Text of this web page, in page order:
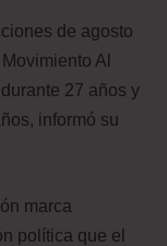
de agosto
Al
27 años y
informó su
marca
política que el